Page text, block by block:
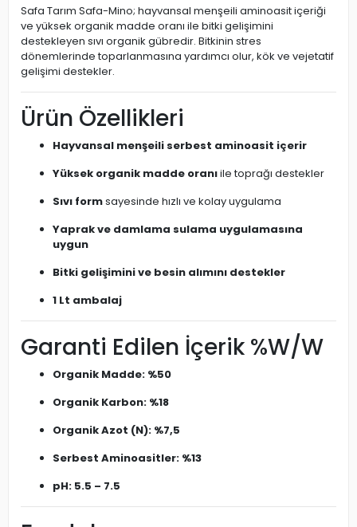
Safa Tarım Safa-Mino; hayvansal menşeili aminoasit içeriği
ve yüksek organik madde oranı ile bitki gelişimini
destekleyen sıvı organik gübredir. Bitkinin stres
dönemlerinde toparlanmasına yardımcı olur, kök ve vejetatif
gelişimi destekler.
Ürün Özellikleri
Hayvansal menşeili serbest aminoasit içerir
Yüksek organik madde oranıile toprağı destekler
Sıvı formsayesinde hızlı ve kolay uygulama
Yaprak ve damlama sulama uygulamasına
uygun
Bitki gelişimini ve besin alımını destekler
1 Lt ambalaj
Garanti Edilen İçerik %W/W
Organik Madde: %50
Organik Karbon: %18
Organik Azot (N): %7,5
Serbest Aminoasitler: %13
pH: 5.5 – 7.5